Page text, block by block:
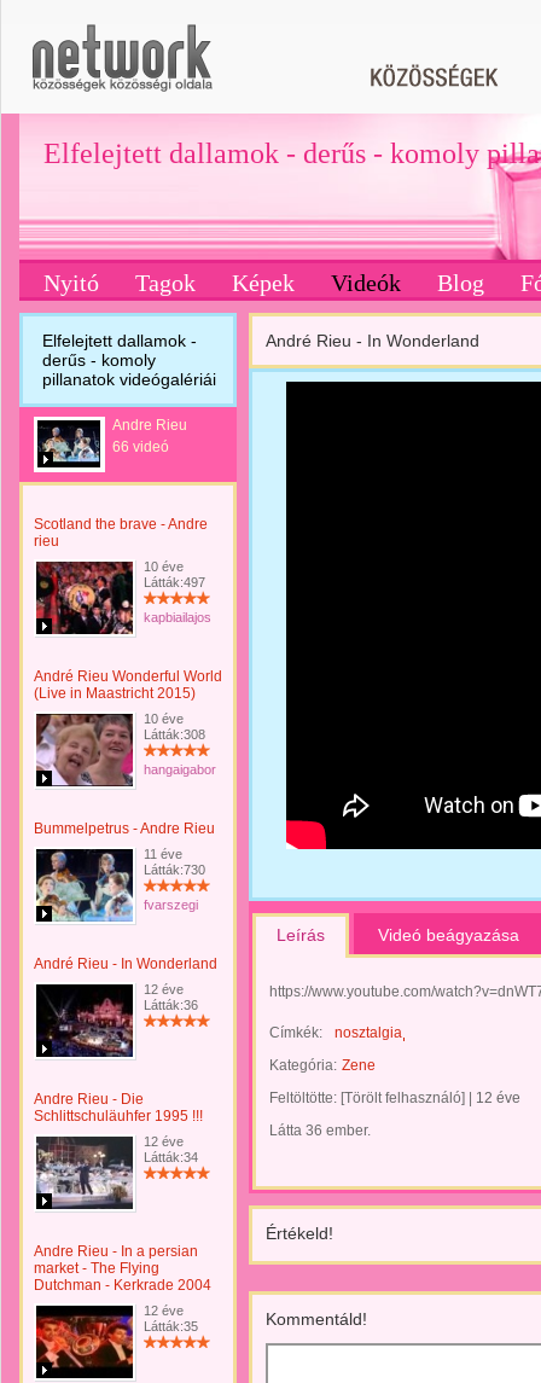
Elfelejtett dallamok - derűs - komoly
Nyitó Tagok Képek Videók Blog
Elfelejtett dallamok -
derűs - komoly
pillanatok videógalériái
Andre Rieu
66 videó
Scotland the brave - Andre
rieu
10 éve
Látták:497
kapbiailajos
André Rieu Wonderful World
(Live in Maastricht 2015)
10 éve
Látták:308
hangaigabor
Bummelpetrus - Andre Rieu
11 éve
Látták:730
fvarszegi
André Rieu - In Wonderland
12 éve
Látták:36
Andre Rieu - Die
Schlittschuläuhfer 1995 !!!
12 éve
Látták:34
Andre Rieu - In a persian
market - The Flying
Dutchman - Kerkrade 2004
12 éve
Látták:35
André Rieu - In Wonderland
Leírás Videó beágyazása
https://www.youtube.com/
Címkék:
nosztalgia
Kategória: Zene
Feltöltötte: [Törölt felhasználó]
12 éve
Látta 36 ember.
Értékeld!
Kommentáld!